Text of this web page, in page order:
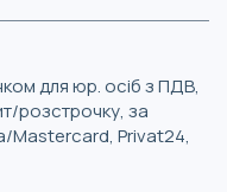
для юр. осіб з ПДВ,
розстрочку, за
Mastercard, Privat24,